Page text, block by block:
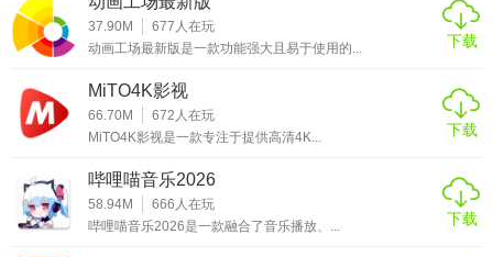
1. 海量免费资源：平台拥有庞大的电视剧资源库，涵盖了各
个年代、各种类型的经典与热门剧集，且全部免费观看，无
2. 高清画质呈现：提供的电视剧资源大多具备高清画质，画
面清晰、色彩鲜艳，为用户带来优质的视觉体验，仿佛置身
于影院之中。
3. 智能搜索功能：具备强大的搜索功能，用户只需输入电视
37.90M 677 人在玩
动画工场最新版是一款功能强大且易于使用的...
下载
MiTO4K影视
66.70M 672 人在玩
MiTO4K影视是一款专注于提供高清4K...
下载
哔哩喵音乐2026
58.94M 666 人在玩
哔哩喵音乐2026是一款融合了音乐播放、...
下载